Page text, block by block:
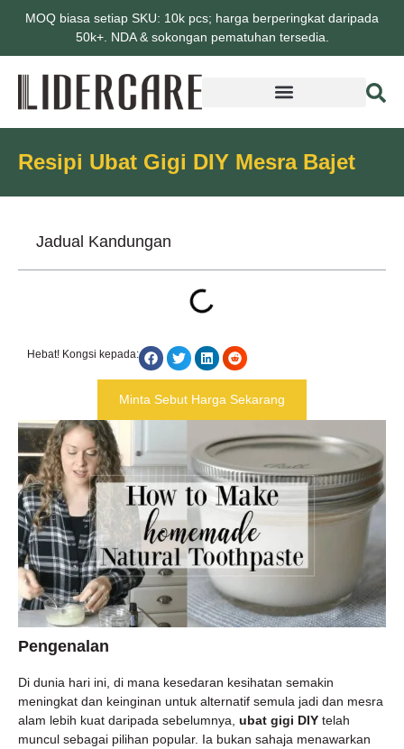
MOQ biasa setiap SKU: 10k pcs; harga berperingkat daripada
50k+. NDA & sokongan pematuhan tersedia.
Resipi Ubat Gigi DIY Mesra Bajet
Pengenalan
Di dunia hari ini, di mana kesedaran kesihatan semakin
meningkat dan keinginan untuk alternatif semula jadi dan mesra
alam lebih kuat daripada sebelumnya, ubat gigi DIY telah
muncul sebagai pilihan popular. Ia bukan sahaja menawarkan
Jadual Kandungan
Hebat! Kongsi kepada:
Minta Sebut Harga Sekarang